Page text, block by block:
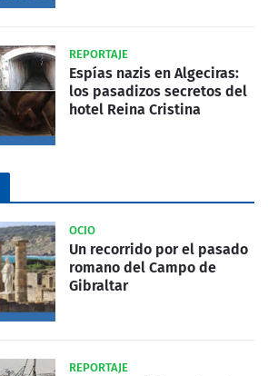
REPORTAJE
Espías nazis en Algeciras:
los pasadizos secretos del
hotel Reina Cristina
OCIO
Un recorrido por el pasado
romano del Campo de
Gibraltar
REPORTAJE